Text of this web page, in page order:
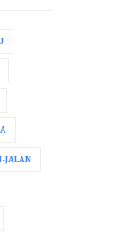
JALAN